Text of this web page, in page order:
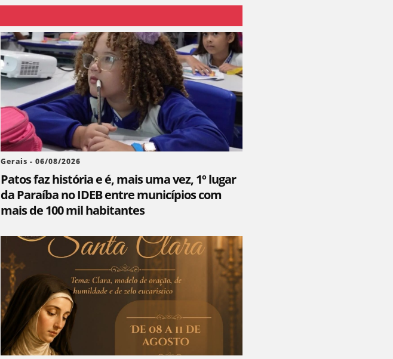
Gerais - 06/08/2026
Patos faz história e é, mais uma vez, 1º lugar
da Paraíba no IDEB entre municípios com
mais de 100 mil habitantes